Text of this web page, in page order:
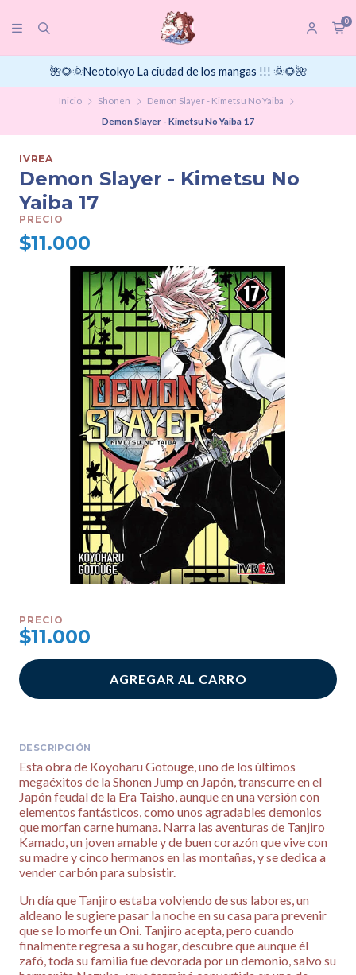
0
🌺🌻🌞Neotokyo La ciudad de los mangas !!! 🌞🌻🌺
Inicio Shonen
Demon Slayer - Kimetsu No Yaiba
Demon Slayer - Kimetsu No Yaiba 17
IVREA
Demon Slayer - Kimetsu No
Yaiba 17
PRECIO
$11.000
PRECIO
$11.000
AGREGAR AL CARRO
DESCRIPCIÓN
Esta obra de Koyoharu Gotouge, uno de los últimos
megaéxitos de la Shonen Jump en Japón, transcurre en el
Japón feudal de la Era Taisho, aunque en una versión con
elementos fantásticos, como unos agradables demonios
que morfan carne humana. Narra las aventuras de Tanjiro
Kamado, un joven amable y de buen corazón que vive con
su madre y cinco hermanos en las montañas, y se dedica a
vender carbón para subsistir.
Un día que Tanjiro estaba volviendo de sus labores, un
aldeano le sugiere pasar la noche en su casa para prevenir
que se lo morfe un Oni. Tanjiro acepta, pero cuando
finalmente regresa a su hogar, descubre que aunque él
zafó, toda su familia fue devorada por un demonio, salvo su